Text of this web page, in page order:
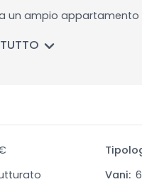
un ampio appartamento
manutenzione, con
creando un ambiente
aggiunge
Vani: 6